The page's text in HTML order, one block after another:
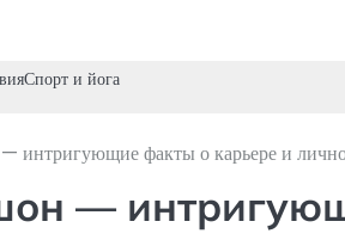
Спорт и йога
интригующие факты о карьере и
—